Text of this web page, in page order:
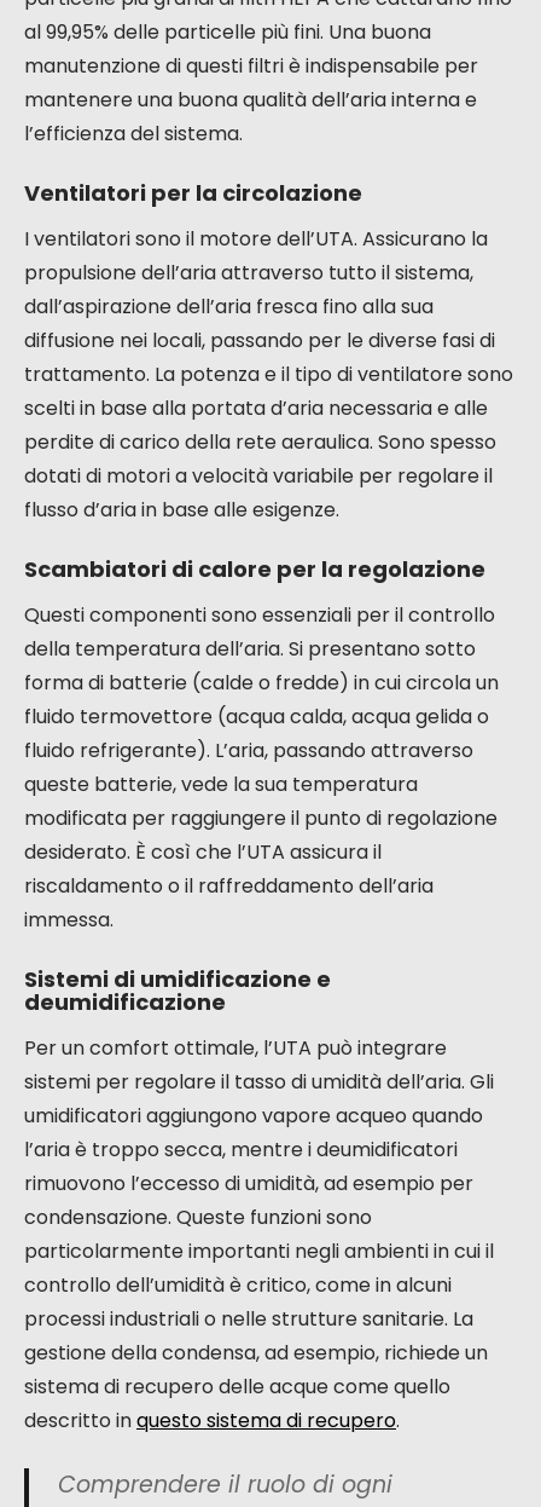
al 99,95% delle particelle più fini. Una buona
manutenzione di questi filtri è indispensabile per
mantenere una buona qualità dell’aria interna e
l’efficienza del sistema.
Ventilatori per la circolazione
I ventilatori sono il motore dell’UTA. Assicurano la
propulsione dell’aria attraverso tutto il sistema,
dall’aspirazione dell’aria fresca fino alla sua
diffusione nei locali, passando per le diverse fasi di
trattamento. La potenza e il tipo di ventilatore sono
scelti in base alla portata d’aria necessaria e alle
perdite di carico della rete aeraulica. Sono spesso
dotati di motori a velocità variabile per regolare il
flusso d’aria in base alle esigenze.
Scambiatori di calore per la regolazione
Questi componenti sono essenziali per il controllo
della temperatura dell’aria. Si presentano sotto
forma di batterie (calde o fredde) in cui circola un
fluido termovettore (acqua calda, acqua gelida o
fluido refrigerante). L’aria, passando attraverso
queste batterie, vede la sua temperatura
modificata per raggiungere il punto di regolazione
desiderato. È così che l’UTA assicura il
riscaldamento o il raffreddamento dell’aria
immessa.
Sistemi di umidificazione e
deumidificazione
Per un comfort ottimale, l’UTA può integrare
sistemi per regolare il tasso di umidità dell’aria. Gli
umidificatori aggiungono vapore acqueo quando
l’aria è troppo secca, mentre i deumidificatori
rimuovono l’eccesso di umidità, ad esempio per
condensazione. Queste funzioni sono
particolarmente importanti negli ambienti in cui il
controllo dell’umidità è critico, come in alcuni
processi industriali o nelle strutture sanitarie. La
gestione della condensa, ad esempio, richiede un
sistema di recupero delle acque come quello
descritto inquesto sistema di recupero.
Comprendere il ruolo di ogni